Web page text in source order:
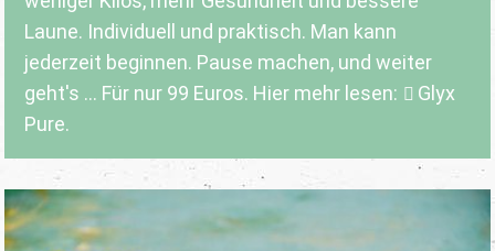
Laune. Individuell und praktisch. Man kann
jederzeit beginnen. Pause machen, und weiter
geht's ... Für nur 99 Euros. Hier mehr lesen:
Glyx
Pure.